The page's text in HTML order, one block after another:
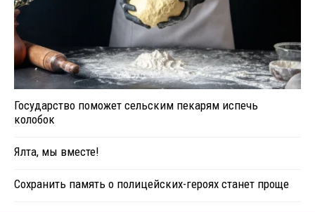
Государство поможет сельским пекарям испечь
колобок
Ялта, мы вместе!
Сохранить память о полицейских-героях станет проще